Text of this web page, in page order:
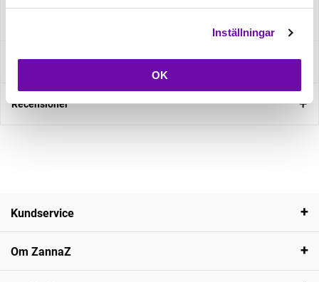
Inställningar
OK
Fråga om produkt
Recensioner
Kundservice
Om ZannaZ